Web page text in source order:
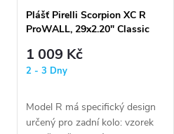
Plášť Pirelli Scorpion XC R
ProWALL, 29x2.20" Classic
1 009 Kč
2 - 3 Dny
Model R má specifický design
určený pro zadní kolo: vzorek